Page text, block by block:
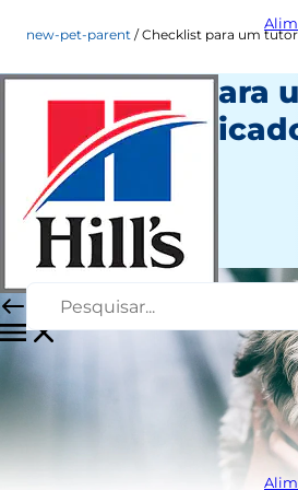
new-pet-parent Checklist para um
Checklist para
de cão
Novo tutor
Autor da equipe
|
Outubro 01, 2015